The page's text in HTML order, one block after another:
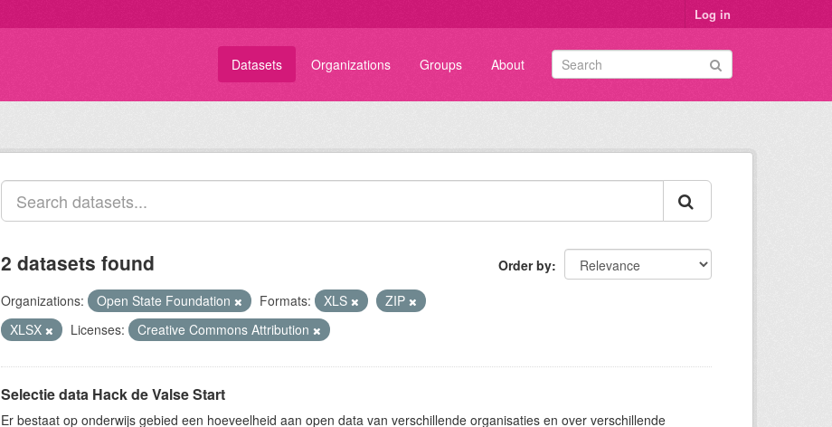
Log in
Datasets Organizations Groups About
Order by
2 datasets found
Organizations: Open State Foundation Formats: XLS
ZIP
XLSX
Licenses: Creative Commons Attribution
Selectie data Hack de Valse Start
Er bestaat op onderwijs gebied een hoeveelheid aan open data van verschillende organisaties en over verschillende